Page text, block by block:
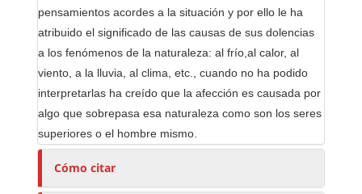
pensamientos acordes a la situación y por ello le ha
atribuido el significado de las causas de sus dolencias
a los fenómenos de la naturaleza: al frío,al calor, al
viento, a la lluvia, al cli­ma, etc., cuando no ha podido
interpretarlas ha creído que la afección es causada por
algo que sobrepasa esa naturaleza como son los seres
superiores o el hombre mismo.
Cómo citar